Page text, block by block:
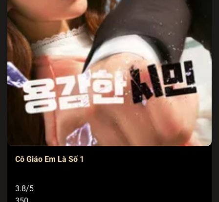
Cô Giáo Em Là Số 1
3.8/5